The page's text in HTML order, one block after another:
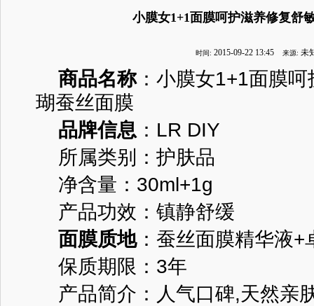
小膜女1+1面膜呵护滋养修复舒
时间: 2015-09-22 13:45 来源:
商品名称：小膜女1+1面膜
瑚蚕丝面膜
品牌信息 ：LR DIY
所属类别：护肤品
净含量：30ml+1g
产品功效：镇静舒缓
面膜质地：蚕丝面膜精华液+
保质期限：3年
产品简介：人气口碑,天然亲